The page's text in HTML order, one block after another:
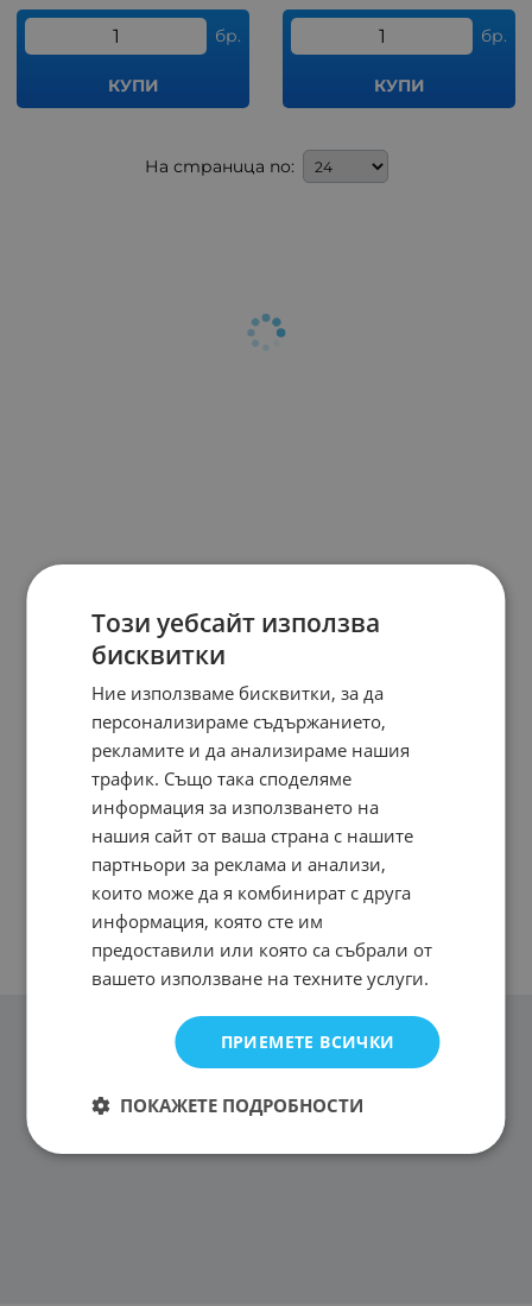
бр.
КУПИ
бр.
КУПИ
На страница по:
Този уебсайт използва
бисквитки
Ние използваме бисквитки, за да
персонализираме съдържанието,
рекламите и да анализираме нашия
трафик. Също така споделяме
информация за използването на
нашия сайт от ваша страна с нашите
партньори за реклама и анализи,
които може да я комбинират с друга
информация, която сте им
предоставили или която са събрали от
вашето използване на техните услуги.
ПРИЕМЕТЕ ВСИЧКИ
ПОКАЖЕТЕ ПОДРОБНОСТИ